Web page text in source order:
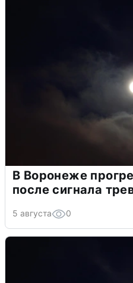
В Воронеже
после сигнала
5 августа 0